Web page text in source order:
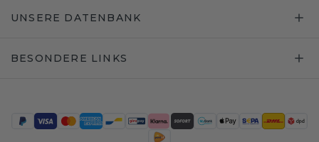
UNSERE DATENBANK
BESONDERE LINKS